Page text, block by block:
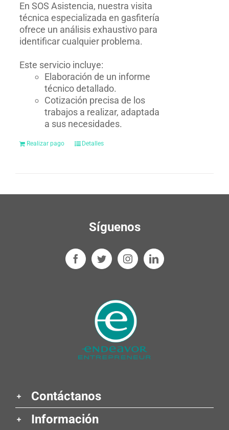
En SOS Asistencia, nuestra visita
técnica especializada en gasfitería
ofrece un análisis exhaustivo para
identificar cualquier problema.
Este servicio incluye:
Elaboración de un informe
técnico detallado.
Cotización precisa de los
trabajos a realizar, adaptada
a sus necesidades.
Realizar pago Detalles
Síguenos
Contáctanos
Información